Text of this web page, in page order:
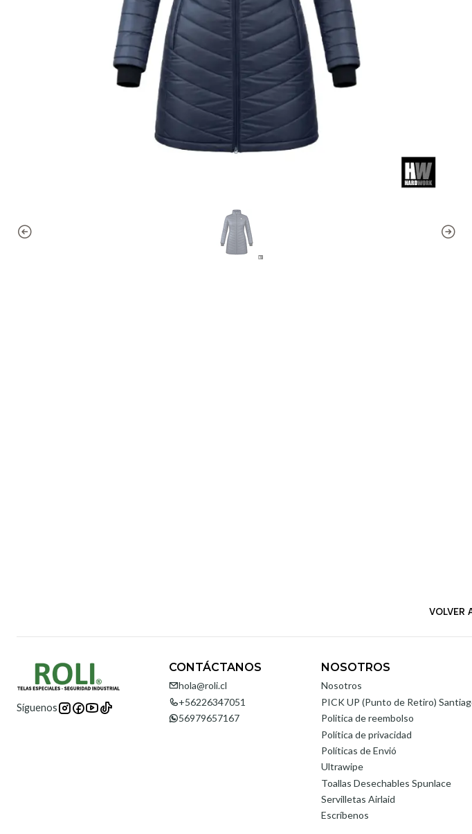
VOLVER
Síguenos
CONTÁCTANOS
hola@roli.cl
+56226347051
56979657167
NOSOTROS
Nosotros
PICK UP (Punto de Retiro)
Politica de reembolso
Política de privacidad
Políticas de Envió
Ultrawipe
Toallas Desechables Spunlace
Servilletas Airlaid
Escríbenos